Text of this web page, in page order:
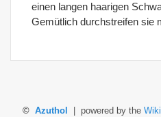
einen langen haarigen
Gemütlich durchstreifen sie
© Azuthol | powered by the